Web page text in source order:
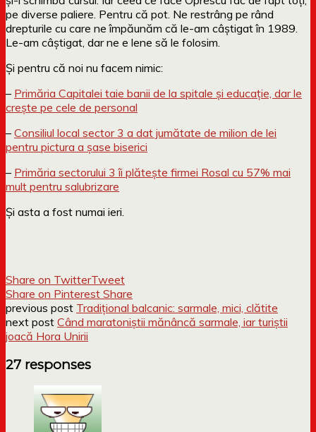
pe diverse paliere. Pentru că pot. Ne restrâng pe rând
drepturile cu care ne împăunăm că le-am câștigat în 1989.
Le-am câștigat, dar ne e lene să le folosim.
Și pentru că noi nu facem nimic:
– Primăria Capitalei taie banii de la spitale și educație, dar le
crește pe cele de personal
– Consiliul local sector 3 a dat jumătate de milion de lei
pentru pictura a șase biserici
– Primăria sectorului 3 îi plătește firmei Rosal cu 57% mai
mult pentru salubrizare
Și asta a fost numai ieri.
Share on TwitterTweet
Share on Pinterest Share
previous post Tradițional balcanic: sarmale, mici, clătite
next post Când maratoniștii mănâncă sarmale, iar turiștii
joacă Hora Unirii
27 responses